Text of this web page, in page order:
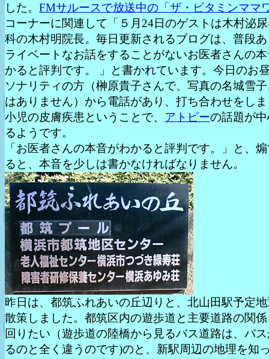
した。 FMサルースで放送中の「ザ・ビタミンママ
コーナーに関連して「５月24日のゲストは木村泌
科の木村明院長。毎日更新されるブログは、普段
ライベートなお話をすることがないお医者さんの
かると評判です。 」と書かれています。今日のお
ソナリティの方（榊原貴子さんで、写真の名城雪
はありません）から電話があり、打ち合わせをし
小児の皮膚疾患ということで、 アトピーの話題が
るようです。
「お医者さんの本音がわかると評判です。」と、
ると、本音を少しは書かなければなりません。
昨日は、都筑ふれあいの丘辺りと、北山田駅予定
散策しました。都筑区内の遊歩道と主要道路の関
回りたい（遊歩道の陸橋から見るバス道路は、バ
るのと全く違うのです)のと、新駅周辺の地理を知